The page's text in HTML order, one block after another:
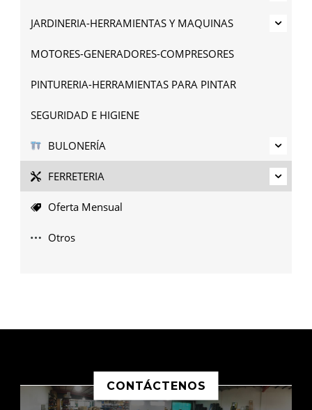
JARDINERIA-HERRAMIENTAS Y MAQUINAS
MOTORES-GENERADORES-COMPRESORES
PINTURERIA-HERRAMIENTAS PARA PINTAR
SEGURIDAD E HIGIENE
BULONERÍA
FERRETERIA
Oferta Mensual
Otros
CONTÁCTENOS